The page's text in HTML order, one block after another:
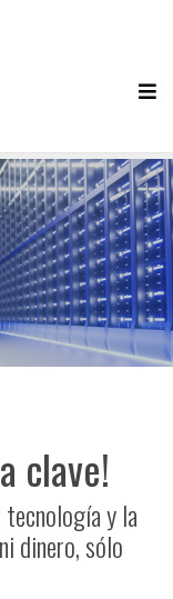
clave!
tecnología y la
dinero, sólo